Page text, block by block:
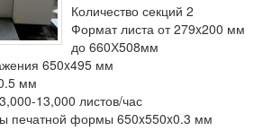
Количество секций 2
Формат листа от 279x200 мм
до 660Х508мм
650x495 мм
мм
13,000 листов/час
печатной формы 650x550x0.3 мм